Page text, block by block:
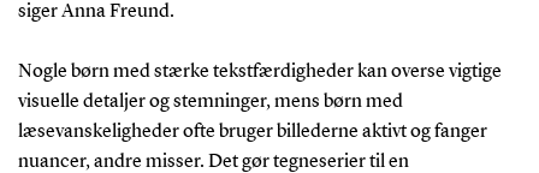
siger Anna Freund.
Nogle børn med stærke tekstfærdigheder kan overse vigtige
visuelle detaljer og stemninger, mens børn med
læsevanskeligheder ofte bruger billederne aktivt og fanger
nuancer, andre misser. Det gør tegneserier til en